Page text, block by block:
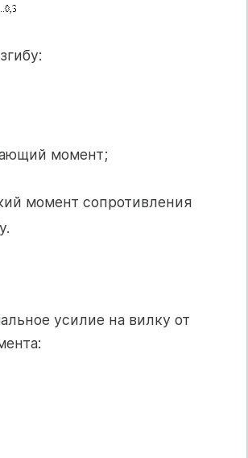
момент;
момент сопротивления
усилие на вилку от